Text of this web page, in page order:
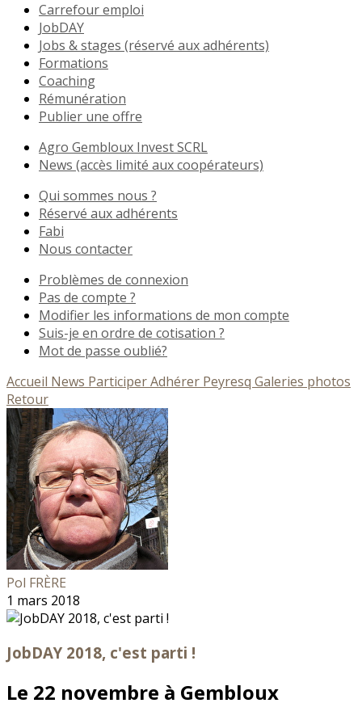
Carrefour emploi
JobDAY
Jobs & stages (réservé aux adhérents)
Formations
Coaching
Rémunération
Publier une offre
Agro Gembloux Invest SCRL
News (accès limité aux coopérateurs)
Qui sommes nous ?
Réservé aux adhérents
Fabi
Nous contacter
Problèmes de connexion
Pas de compte ?
Modifier les informations de mon compte
Suis-je en ordre de cotisation ?
Mot de passe oublié?
Accueil News ParticiperAdhérer Peyresq Galeries photos
Retour
Pol FRÈRE
1 mars 2018
JobDAY 2018, c'est parti !
Le 22 novembre à Gembloux